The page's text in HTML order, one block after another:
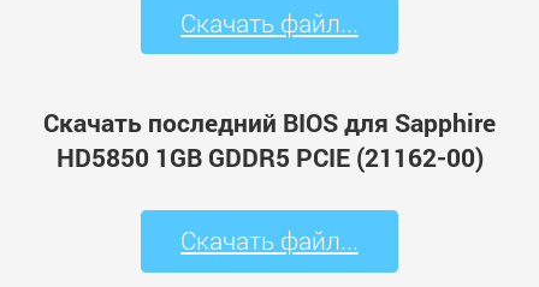
Скачать файл...
Скачать последний BIOS для Sapphire
HD5850 1GB GDDR5 PCIE (21162-00)
Скачать файл...